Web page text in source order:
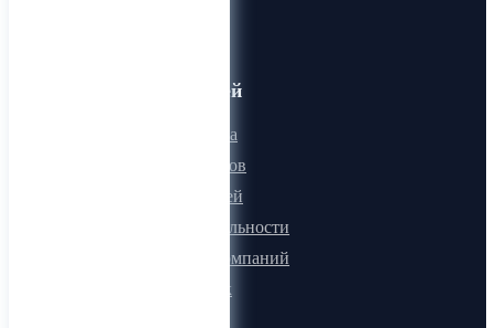
Для пользователей
Онлайн визитка
Для поставщиков
Для покупателей
Программа лояльности
Микроблоги компаний
Быстрый поиск